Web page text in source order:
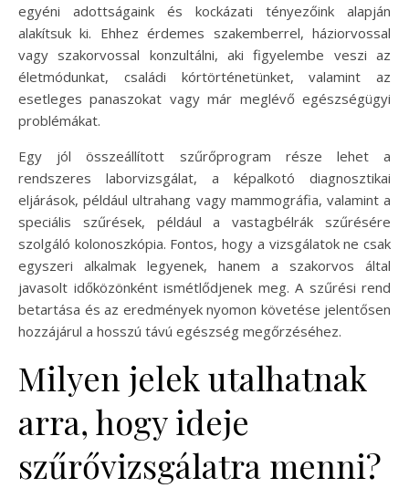
egyéni adottságaink és kockázati tényezőink alapján
alakítsuk ki. Ehhez érdemes szakemberrel, háziorvossal
vagy szakorvossal konzultálni, aki figyelembe veszi az
életmódunkat, családi kórtörténetünket, valamint az
esetleges panaszokat vagy már meglévő egészségügyi
problémákat.
Egy jól összeállított szűrőprogram része lehet a
rendszeres laborvizsgálat, a képalkotó diagnosztikai
eljárások, például ultrahang vagy mammográfia, valamint a
speciális szűrések, például a vastagbélrák szűrésére
szolgáló kolonoszkópia. Fontos, hogy a vizsgálatok ne csak
egyszeri alkalmak legyenek, hanem a szakorvos által
javasolt időközönként ismétlődjenek meg. A szűrési rend
betartása és az eredmények nyomon követése jelentősen
hozzájárul a hosszú távú egészség megőrzéséhez.
Milyen jelek utalhatnak
arra, hogy ideje
szűrővizsgálatra menni?